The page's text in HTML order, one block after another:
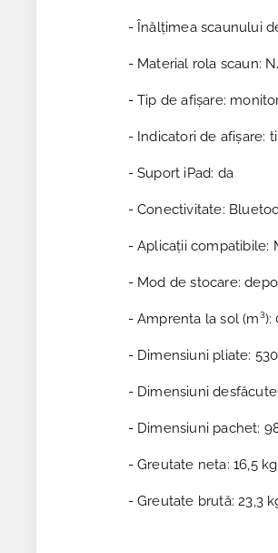
- Înălțimea scaunului
- Material rola scaun:
- Tip de afișare:
- Indicatori de afișare:
- Suport iPad: da
- Conectivitate:
- Aplicații compatibile:
- Mod de stocare:
- Amprenta la sol (m³):
- Dimensiuni pliate:
- Dimensiuni
- Dimensiuni pachet:
- Greutate neta: 16,5 kg
- Greutate brută: 23,3